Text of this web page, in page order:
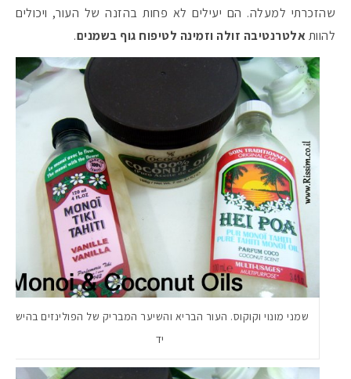
שהזכרתי למעלה. הם יעילים לא פחות בהזנה של העור, ויכולים
להוותאלטרנטיבה זולה וזמינה לטיפוח גוף בשמנים.
שמני מונוי וקוקוס. העור הבריא והשיער המבריק של הפולינזים בהישג
יד